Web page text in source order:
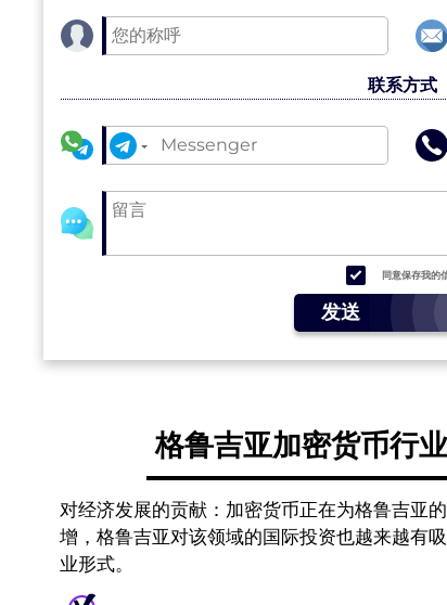
联系方式
同意保存我的
发送
格鲁吉亚加密货币行
对经济发展的贡献：加密货币正在为格鲁吉亚
增，格鲁吉亚对该领域的国际投资也越来越有
业形式。